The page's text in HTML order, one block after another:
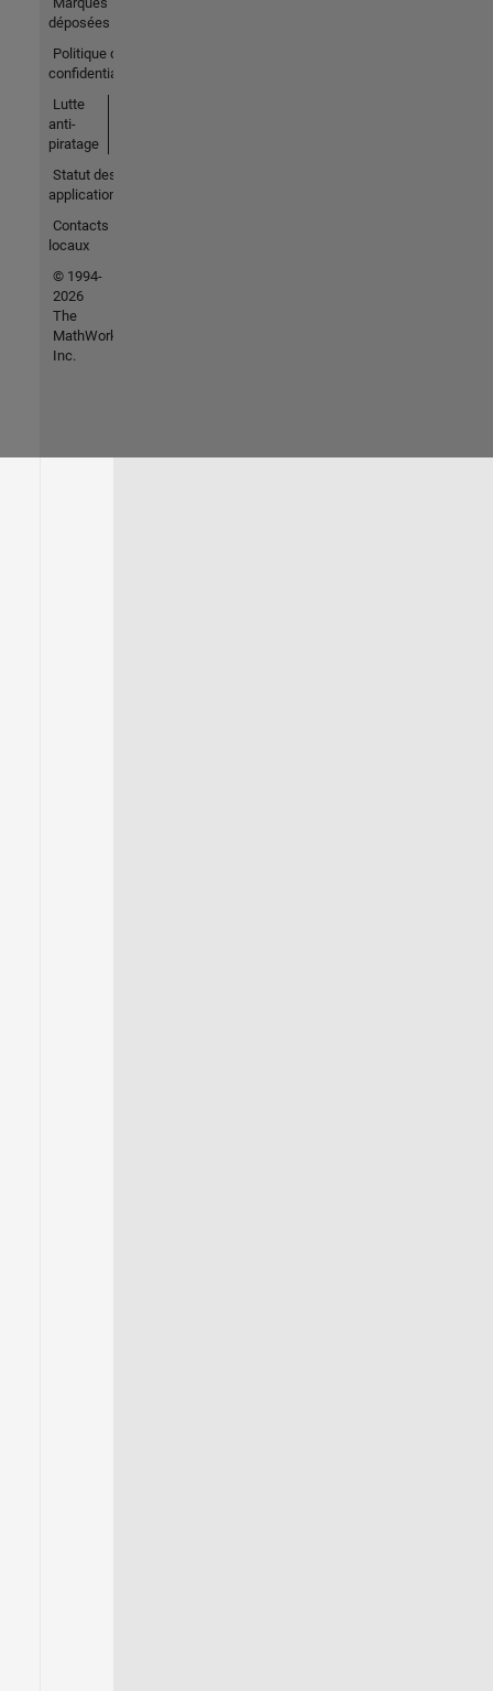
déposées
Politique de
confidentialité
Lutte
anti-
piratage
Statut des
applications
Contacts
locaux
© 1994-
2026
The
MathWorks,
Inc.